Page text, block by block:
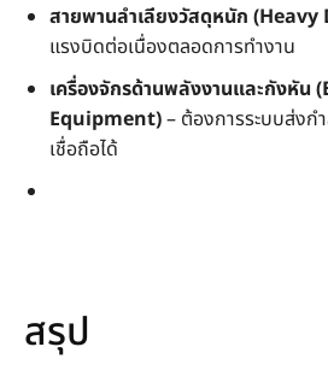
สายพานลำเลียงวัสดุหนัก
แรงบิดต่อเนื่องตลอดการทำงาน
เครื่องจักรด้านพลังงานและกังหัน
Equipment)– ต้องการระบบส่งก
เชื่อถือได้
สรุป